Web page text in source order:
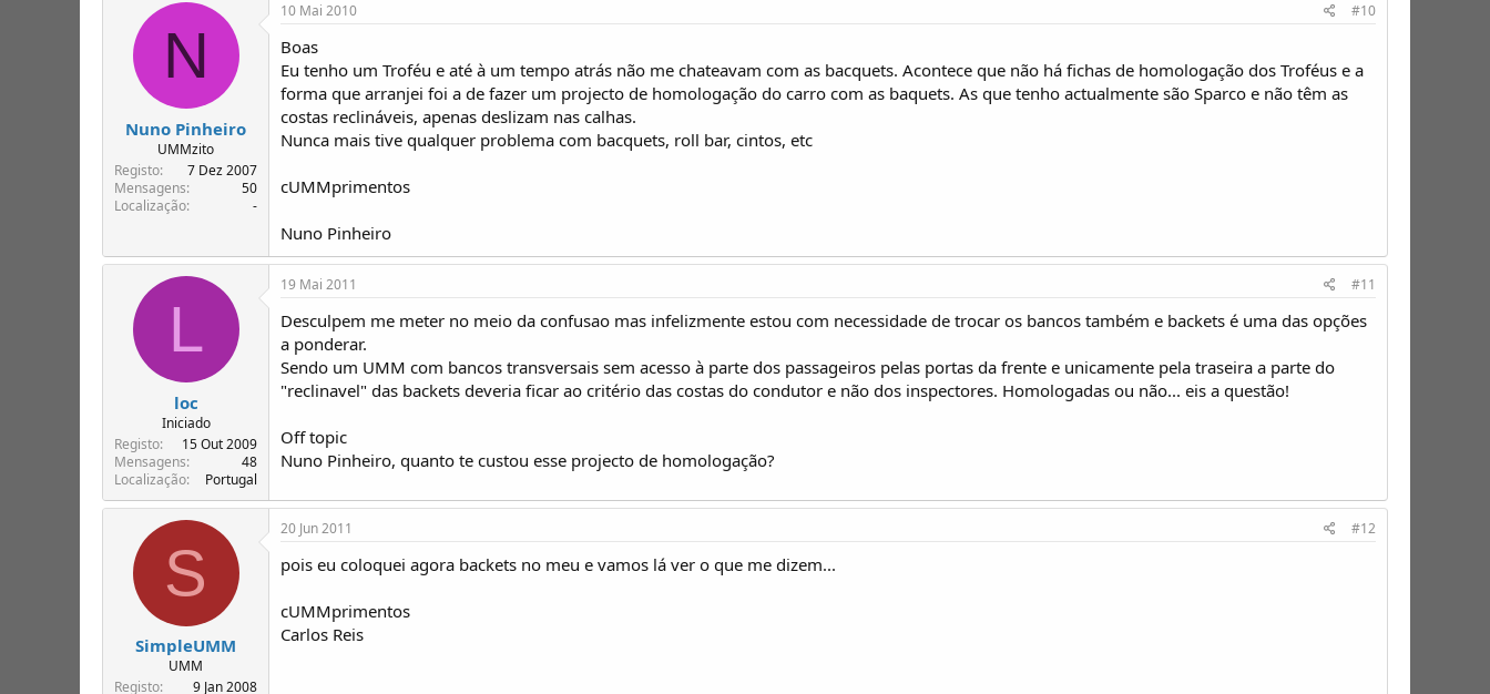
N
Nuno Pinheiro
UMMzito
Registo
7 Dez 2007
Mensagens
50
Localização
-
10 Mai 2010 #10
Boas
Eu tenho um Troféu e até à um tempo atrás não me chateavam com as bacquets. Acontece que não há fichas de homologação dos Troféus e a
forma que arranjei foi a de fazer um projecto de homologação do carro com as baquets. As que tenho actualmente são Sparco e não têm as
costas reclináveis, apenas deslizam nas calhas.
Nunca mais tive qualquer problema com bacquets, roll bar, cintos, etc
cUMMprimentos
Nuno Pinheiro
L
loc
Iniciado
Registo
15 Out 2009
Mensagens
48
Localização
Portugal
19 Mai 2011 #11
Desculpem me meter no meio da confusao mas infelizmente estou com necessidade de trocar os bancos também e backets é uma das opções
a ponderar.
Sendo um UMM com bancos transversais sem acesso à parte dos passageiros pelas portas da frente e unicamente pela traseira a parte do
"reclinavel" das backets deveria ficar ao critério das costas do condutor e não dos inspectores. Homologadas ou não... eis a questão!
Off topic
Nuno Pinheiro, quanto te custou esse projecto de homologação?
S
SimpleUMM
UMM
Registo
9 Jan 2008
20 Jun 2011 #12
pois eu coloquei agora backets no meu e vamos lá ver o que me dizem...
cUMMprimentos
Carlos Reis